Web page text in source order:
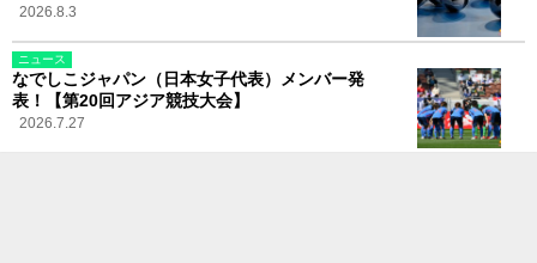
2026.8.3
ニュース
なでしこジャパン（日本女子代表）メンバー発
表！【第20回アジア競技大会】
2026.7.27